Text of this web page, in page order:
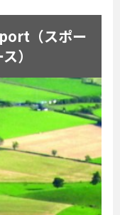
（スポー
）